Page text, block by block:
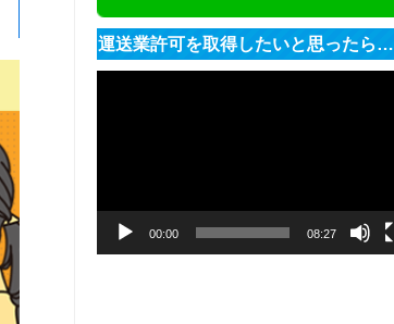
運送業許可を取得したいと思ったら…
00:00 08:27